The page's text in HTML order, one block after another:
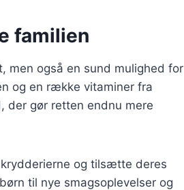
familien
men også en sund mulighed for
og en række vitaminer fra
der gør retten endnu mere
og tilsætte deres
til nye smagsoplevelser og